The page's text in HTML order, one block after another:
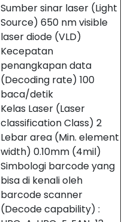
Sumber sinar laser (Light
Source) 650 nm visible
laser diode (VLD)
Kecepatan
penangkapan data
(Decoding rate) 100
baca/detik
Kelas Laser (Laser
classification Class) 2
Lebar area (Min. element
width) 0.10mm (4mil)
Simbologi barcode yang
bisa di kenali oleh
barcode scanner
(Decode capability) :